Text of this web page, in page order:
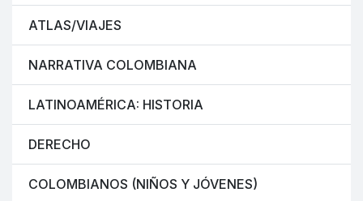
ATLAS/VIAJES
NARRATIVA COLOMBIANA
LATINOAMÉRICA: HISTORIA
DERECHO
COLOMBIANOS (NIÑOS Y JÓVENES)